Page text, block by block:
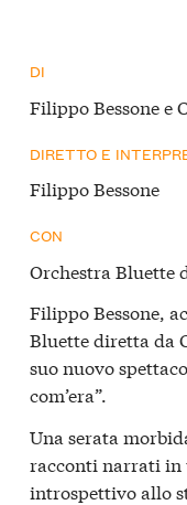
DI
Filippo Bessone e
DIRETTO E
Filippo Bessone
CON
Orchestra Bluette
Filippo Bessone,
Bluette diretta da
suo nuovo
com’era”.
Una serata
racconti narrati in
introspettivo allo